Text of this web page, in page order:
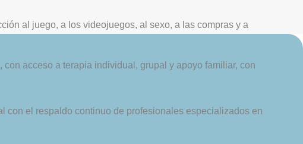
al juego, a los videojuegos, al sexo, a las compras y a
acceso a terapia individual, grupal y apoyo familiar, con
con el respaldo continuo de profesionales especializados en